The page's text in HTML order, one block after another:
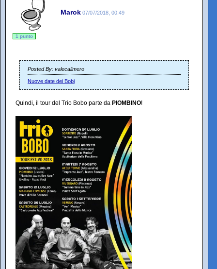
Marok 07/07/2018, 00:49
1 punto
Posted By: valecalimero
Nuove date dei Bobi
Quindi, il tour del Trio Bobo parte da PIOMBINO!